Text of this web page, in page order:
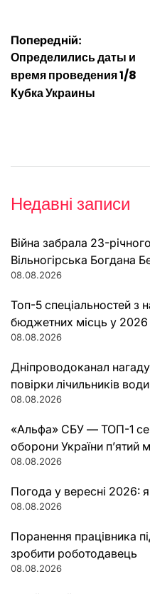
Навігація
записів
Попередній:
Определились даты и
время проведения 1/8
Кубка Украины
Недавні записи
Війна забрала 23-
Вільногірська Богдана
08.08.2026
Топ-5 спеціальностей з
бюджетних місць у 2026
08.08.2026
Дніпроводоканал
повірки лічильників води
08.08.2026
«Альфа» СБУ — ТОП-1
оборони України п’ятий
08.08.2026
Погода у вересні 2026:
08.08.2026
Поранення працівника
зробити роботодавець
08.08.2026